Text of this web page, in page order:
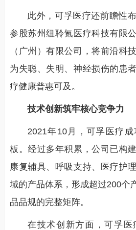
此外，可孚医疗还前瞻性
参股苏州纽聆氪医疗科技有限
（广州）有限公司，将前沿科
为失聪、失明、神经损伤的患
疗健康普惠可及。
技术创新筑牢核心竞争力
2021年10月，可孚医疗
板。经过多年积累，公司已构
康复辅具、呼吸支持、医疗护
域的产品体系，形成超过200个
品品规的完整矩阵。
在技术创新方面，可孚医